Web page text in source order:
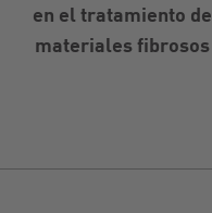
en el tratamiento de
materiales fibrosos